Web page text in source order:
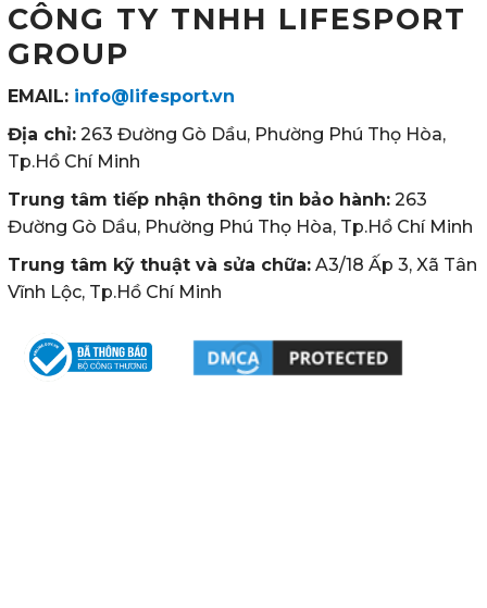
CÔNG TY TNHH LIFESPORT
GROUP
EMAIL: info@lifesport.vn
Địa chỉ: 263 Đường Gò Dầu, Phường Phú Thọ Hòa,
Tp.Hồ Chí Minh
Trung tâm tiếp nhận thông tin bảo hành: 263
Đường Gò Dầu, Phường Phú Thọ Hòa, Tp.Hồ Chí Minh
Trung tâm kỹ thuật và sửa chữa: A3/18 Ấp 3, Xã Tân
Vĩnh Lộc, Tp.Hồ Chí Minh